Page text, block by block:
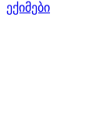
ექიმები